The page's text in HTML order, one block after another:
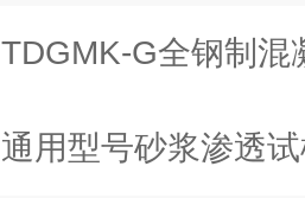
TDGMK-G全钢制混
通用型号砂浆渗透